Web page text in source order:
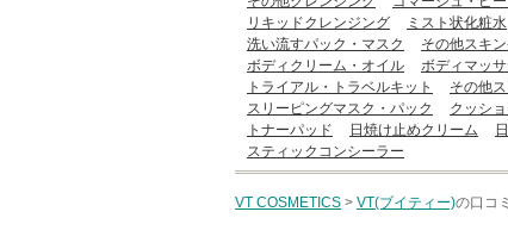
リキッドクレンジング
ミスト状化粧水
洗い流すパック・マスク
その他スキ
ボディクリーム・オイル
ボディマッ
トライアル・トラベルキット
その他
スリーピングマスク・パック
クッシ
トナーパッド
日焼け止めクリーム
スティックコンシーラー
VT COSMETICS > VT(ブイティー)の口コ